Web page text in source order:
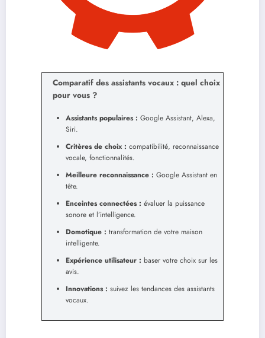
Comparatif des assistants vocaux : quel choix
pour vous ?
Assistants populaires : Google Assistant, Alexa,
Siri.
Critères de choix : compatibilité, reconnaissance
vocale, fonctionnalités.
Meilleure reconnaissance : Google Assistant en
tête.
Enceintes connectées : évaluer la puissance
sonore et l’intelligence.
Domotique : transformation de votre maison
intelligente.
Expérience utilisateur : baser votre choix sur les
avis.
Innovations : suivez les tendances des assistants
vocaux.